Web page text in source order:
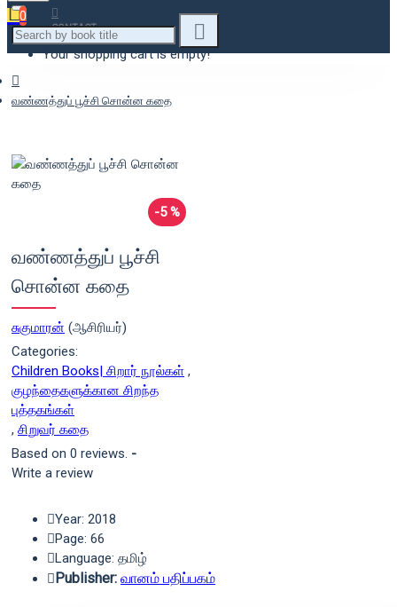
CONTACT
0
Your shopping cart is empty!
வண்ணத்துப் பூச்சி சொன்ன கதை
-5 %
வண்ணத்துப் பூச்சி
சொன்ன கதை
சுகுமாரன் (ஆசிரியர்)
Categories:
Children Books| சிறார் நூல்கள் ,
குழந்தைகளுக்கான சிறந்த
புத்தகங்கள்
, சிறுவர் கதை
Based on 0 reviews. -
Write a review
Year: 2018
Page: 66
Language: தமிழ்
Publisher: வானம் பதிப்பகம்